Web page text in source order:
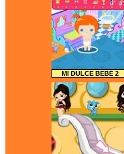
MI DULCE BEBÉ 2